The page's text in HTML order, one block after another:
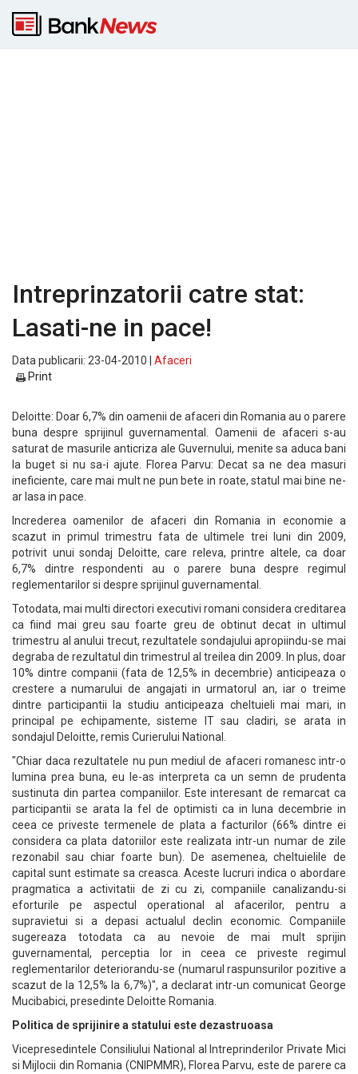
Intreprinzatorii catre stat:
Lasati-ne in pace!
Data publicarii: 23-04-2010 | Afaceri
Print
Deloitte: Doar 6,7% din oamenii de afaceri din Romania au o parere
buna despre sprijinul guvernamental. Oamenii de afaceri s-au
saturat de masurile anticriza ale Guvernului, menite sa aduca bani
la buget si nu sa-i ajute. Florea Parvu: Decat sa ne dea masuri
ineficiente, care mai mult ne pun bete in roate, statul mai bine ne-
ar lasa in pace.
Increderea oamenilor de afaceri din Romania in economie a
scazut in primul trimestru fata de ultimele trei luni din 2009,
potrivit unui sondaj Deloitte, care releva, printre altele, ca doar
6,7% dintre respondenti au o parere buna despre regimul
reglementarilor si despre sprijinul guvernamental.
Totodata, mai multi directori executivi romani considera creditarea
ca fiind mai greu sau foarte greu de obtinut decat in ultimul
trimestru al anului trecut, rezultatele sondajului apropiindu-se mai
degraba de rezultatul din trimestrul al treilea din 2009. In plus, doar
10% dintre companii (fata de 12,5% in decembrie) anticipeaza o
crestere a numarului de angajati in urmatorul an, iar o treime
dintre participantii la studiu anticipeaza cheltuieli mai mari, in
principal pe echipamente, sisteme IT sau cladiri, se arata in
sondajul Deloitte, remis Curierului National.
"Chiar daca rezultatele nu pun mediul de afaceri romanesc intr-o
lumina prea buna, eu le-as interpreta ca un semn de prudenta
sustinuta din partea companiilor. Este interesant de remarcat ca
participantii se arata la fel de optimisti ca in luna decembrie in
ceea ce priveste termenele de plata a facturilor (66% dintre ei
considera ca plata datoriilor este realizata intr-un numar de zile
rezonabil sau chiar foarte bun). De asemenea, cheltuielile de
capital sunt estimate sa creasca. Aceste lucruri indica o abordare
pragmatica a activitatii de zi cu zi, companiile canalizandu-si
eforturile pe aspectul operational al afacerilor, pentru a
supravietui si a depasi actualul declin economic. Companiile
sugereaza totodata ca au nevoie de mai mult sprijin
guvernamental, perceptia lor in ceea ce priveste regimul
reglementarilor deteriorandu-se (numarul raspunsurilor pozitive a
scazut de la 12,5% la 6,7%)", a declarat intr-un comunicat George
Mucibabici, presedinte Deloitte Romania.
Politica de sprijinire a statului este dezastruoasa
Vicepresedintele Consiliului National al Intreprinderilor Private Mici
si Mijlocii din Romania (CNIPMMR), Florea Parvu, este de parere ca